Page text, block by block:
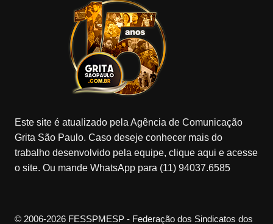
Este site é atualizado pela Agência de Comunicação
Grita São Paulo. Caso deseje conhecer mais do
trabalho desenvolvido pela equipe, clique aqui e acesse
o site. Ou mande WhatsApp para (11) 94037.6585
© 2006-2026 FESSPMESP - Federação dos Sindicatos dos